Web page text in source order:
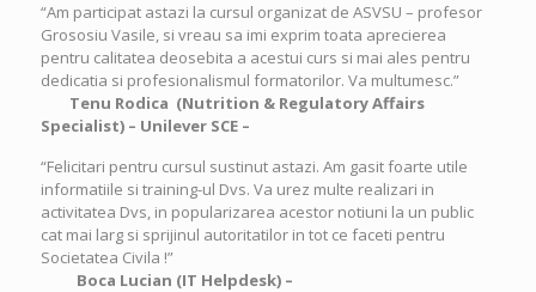
“Am participat astazi la cursul organizat de ASVSU – profesor
Grososiu Vasile, si vreau sa imi exprim toata aprecierea
pentru calitatea deosebita a acestui curs si mai ales pentru
dedicatia si profesionalismul formatorilor. Va multumesc.”
Tenu Rodica (Nutrition & Regulatory Affairs
Specialist) – Unilever SCE –
“Felicitari pentru cursul sustinut astazi. Am gasit foarte utile
informatiile si training-ul Dvs. Va urez multe realizari in
activitatea Dvs, in popularizarea acestor notiuni la un public
cat mai larg si sprijinul autoritatilor in tot ce faceti pentru
Societatea Civila !”
Boca Lucian (IT Helpdesk) –